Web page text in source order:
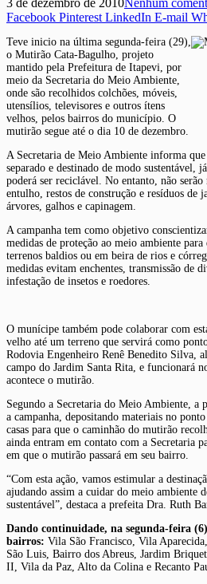
3 de dezembro de 2010Nenhum
Facebook Pinterest LinkedIn E-mail
Teve inicio na última segunda-feira (29),
o Mutirão Cata-Bagulho, projeto
mantido pela Prefeitura de Itapevi, por
meio da Secretaria do Meio Ambiente,
onde são recolhidos colchões, móveis,
utensílios, televisores e outros ítens
velhos, pelos bairros do município. O
mutirão segue até o dia 10 de dezembro.
A Secretaria de Meio Ambiente informa
separado e destinado de modo sustentável,
poderá ser reciclável. No entanto, não
entulho, restos de construção e resíduos de
árvores, galhos e capinagem.
A campanha tem como objetivo
medidas de proteção ao meio ambiente
terrenos baldios ou em beira de rios e
medidas evitam enchentes, transmissão de
infestação de insetos e roedores.
O munícipe também pode colaborar com
velho até um terreno que servirá como
Rodovia Engenheiro Renê Benedito Silva,
campo do Jardim Santa Rita, e funcionará
acontece o mutirão.
Segundo a Secretaria do Meio Ambiente, a
a campanha, depositando materiais no
casas para que o caminhão do mutirão
ainda entram em contato com a Secretaria
em que o mutirão passará em seu bairro.
“Com esta ação, vamos estimular a
ajudando assim a cuidar do meio ambiente
sustentável”, destaca a prefeita Dra. Ruth
Dando continuidade, na segunda-feira
bairros: Vila São Francisco, Vila
São Luis, Bairro dos Abreus, Jardim
II, Vila da Paz, Alto da Colina e Recanto